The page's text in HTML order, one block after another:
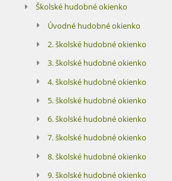
Školské hudobné okienko
Úvodné hudobné okienko
2. školské hudobné okienko
3. školské hudobné okienko
4. školské hudobné okienko
5. školské hudobné okienko
6. školské hudobné okienko
7. školské hudobné okienko
8. školské hudobné okienko
9. školské hudobné okienko